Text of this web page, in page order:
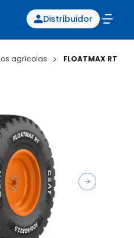
Distribuidor
agrícolas FLOATMAX RT